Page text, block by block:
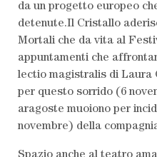
da un progetto europeo
detenute.Il Cristallo
Mortali che da vita al
appuntamenti che
lectio magistralis di Laura
per questo sorrido (6
aragoste muoiono per
novembre) della